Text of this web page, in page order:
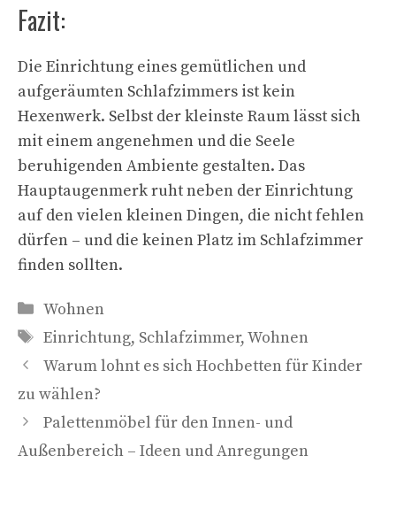
Fazit:
Die Einrichtung eines gemütlichen und
aufgeräumten Schlafzimmers ist kein
Hexenwerk. Selbst der kleinste Raum lässt sich
mit einem angenehmen und die Seele
beruhigenden Ambiente gestalten. Das
Hauptaugenmerk ruht neben der Einrichtung
auf den vielen kleinen Dingen, die nicht fehlen
dürfen – und die keinen Platz im Schlafzimmer
finden sollten.
Kategorien
Wohnen
Schlagwörter
Einrichtung, Schlafzimmer,Wohnen
Warum lohnt es sich Hochbetten für Kinder
zu wählen?
Palettenmöbel für den Innen- und
Außenbereich – Ideen und Anregungen